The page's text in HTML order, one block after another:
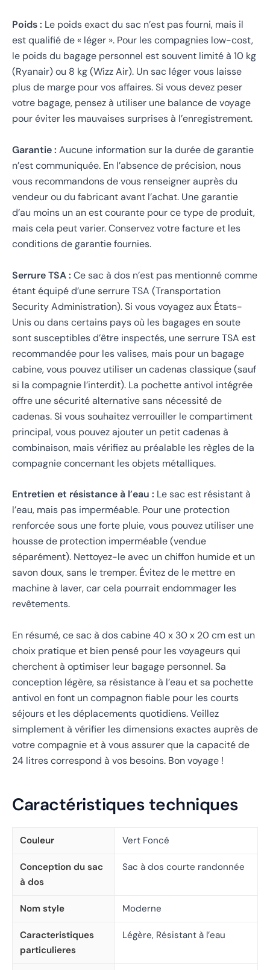
Poids : Le poids exact du sac n’est pas fourni, mais il
est qualifié de « léger ». Pour les compagnies low-cost,
le poids du bagage personnel est souvent limité à 10 kg
(Ryanair) ou 8 kg (Wizz Air). Un sac léger vous laisse
plus de marge pour vos affaires. Si vous devez peser
votre bagage, pensez à utiliser une balance de voyage
pour éviter les mauvaises surprises à l’enregistrement.
Garantie : Aucune information sur la durée de garantie
n’est communiquée. En l’absence de précision, nous
vous recommandons de vous renseigner auprès du
vendeur ou du fabricant avant l’achat. Une garantie
d’au moins un an est courante pour ce type de produit,
mais cela peut varier. Conservez votre facture et les
conditions de garantie fournies.
Serrure TSA : Ce sac à dos n’est pas mentionné comme
étant équipé d’une serrure TSA (Transportation
Security Administration). Si vous voyagez aux États-
Unis ou dans certains pays où les bagages en soute
sont susceptibles d’être inspectés, une serrure TSA est
recommandée pour les valises, mais pour un bagage
cabine, vous pouvez utiliser un cadenas classique (sauf
si la compagnie l’interdit). La pochette antivol intégrée
offre une sécurité alternative sans nécessité de
cadenas. Si vous souhaitez verrouiller le compartiment
principal, vous pouvez ajouter un petit cadenas à
combinaison, mais vérifiez au préalable les règles de la
compagnie concernant les objets métalliques.
Entretien et résistance à l’eau : Le sac est résistant à
l’eau, mais pas imperméable. Pour une protection
renforcée sous une forte pluie, vous pouvez utiliser une
housse de protection imperméable (vendue
séparément). Nettoyez-le avec un chiffon humide et un
savon doux, sans le tremper. Évitez de le mettre en
machine à laver, car cela pourrait endommager les
revêtements.
En résumé, ce sac à dos cabine 40 x 30 x 20 cm est un
choix pratique et bien pensé pour les voyageurs qui
cherchent à optimiser leur bagage personnel. Sa
conception légère, sa résistance à l’eau et sa pochette
antivol en font un compagnon fiable pour les courts
séjours et les déplacements quotidiens. Veillez
simplement à vérifier les dimensions exactes auprès de
votre compagnie et à vous assurer que la capacité de
24 litres correspond à vos besoins. Bon voyage !
Caractéristiques techniques
Couleur Vert Foncé
Conception du sac
à dos
Sac à dos courte randonnée
Nom style Moderne
Caracteristiques
particulieres
Légère, Résistant à l’eau